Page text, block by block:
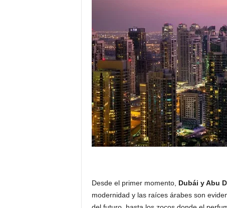
Desde el primer momento, Dubái y Abu
modernidad y las raíces árabes son